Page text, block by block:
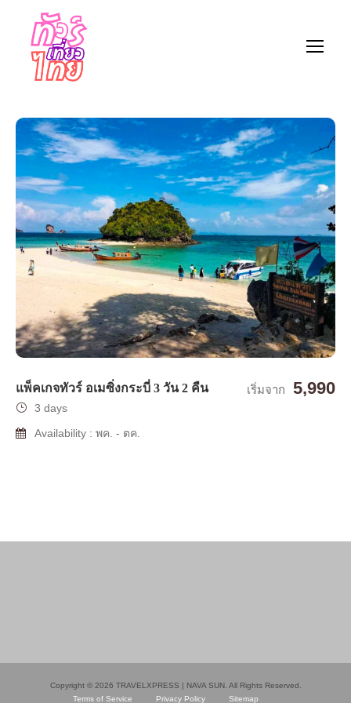
แพ็คเกจทัวร์ อเมซิ่งกระบี่ 3 วัน 2 คืน เริ่มจาก 5,990
3 days
Availability : พค. - ตค.
Copyright © 2026 TRAVELXPRESS | NAVA SUN. All Rights Reserved.
Terms of Service
Privacy Policy Sitemap